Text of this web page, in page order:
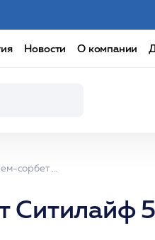
Новости О компании
Ситилайф